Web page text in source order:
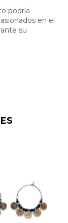
podría
en el
su